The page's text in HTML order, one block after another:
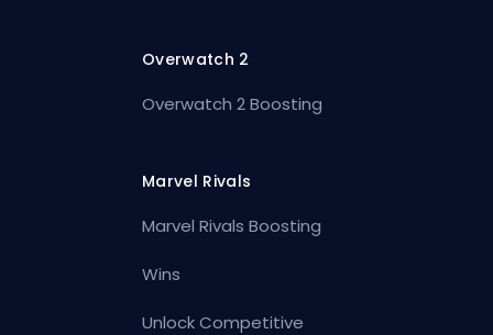
Overwatch 2
Overwatch 2 Boosting
Marvel Rivals
Marvel Rivals Boosting
Wins
Unlock Competitive